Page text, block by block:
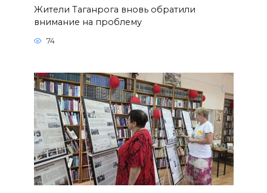
Жители Таганрога вновь обратили
внимание на проблему
74